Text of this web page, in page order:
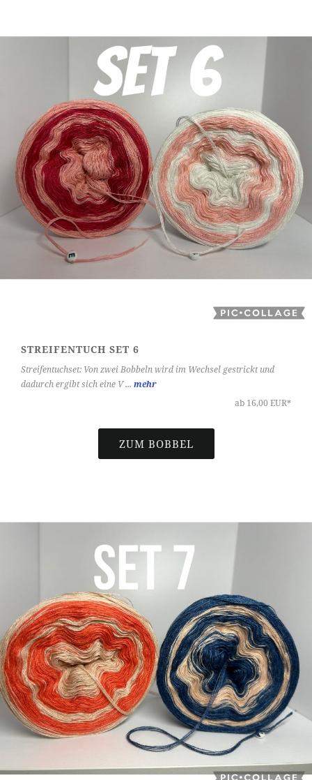
STREIFENTUCH SET 6
Streifentuchset: Von zwei Bobbeln wird im Wechsel gestrickt und
dadurch ergibt sich eine V ... mehr
ab 16,00 EUR*
ZUM BOBBEL